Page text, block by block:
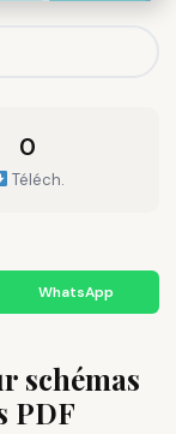
0
Téléch.
WhatsApp
schémas
PDF